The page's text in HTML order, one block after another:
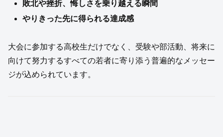
敗北や挫折、悔しさを乗り越える瞬間
やりきった先に得られる達成感
大会に参加する高校生だけでなく、受験や部活動、将来に
向けて努力するすべての若者に寄り添う普遍的なメッセー
ジが込められています。